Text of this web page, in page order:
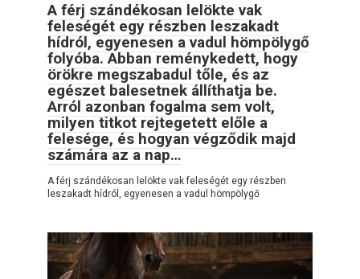
A férj szándékosan lelökte vak
feleségét egy részben leszakadt
hídról, egyenesen a vadul hömpölygő
folyóba. Abban reménykedett, hogy
örökre megszabadul tőle, és az
egészet balesetnek állíthatja be.
Arról azonban fogalma sem volt,
milyen titkot rejtegetett előle a
felesége, és hogyan végződik majd
számára az a nap…
A férj szándékosan lelökte vak feleségét egy részben
leszakadt hídról, egyenesen a vadul hömpölygő